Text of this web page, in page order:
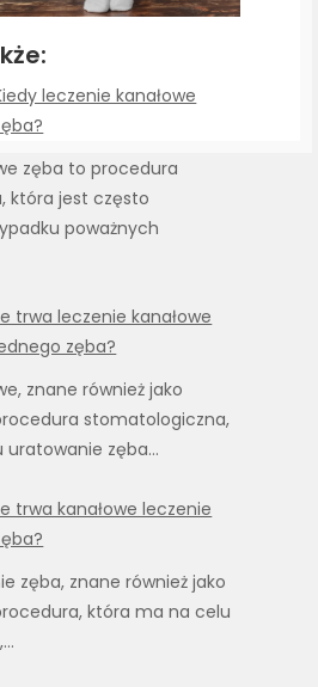
leczenie kanałowe
zęba to procedura
która jest często
poważnych
trwa leczenie kanałowe
zęba?
znane również jako
stomatologiczna,
zęba…
trwa kanałowe leczenie
zęba, znane również jako
która ma na celu